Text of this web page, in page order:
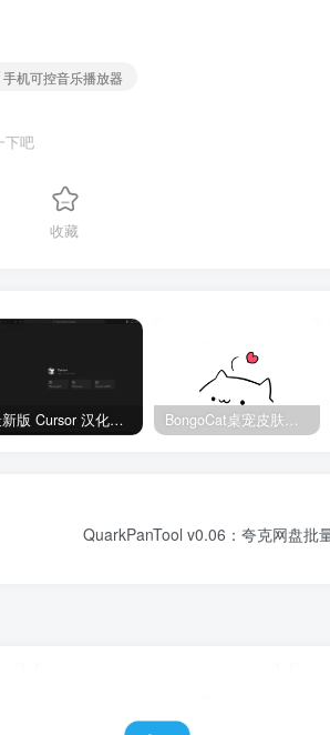
手机可控音乐播放器
下吧
收藏
最新版 Cursor 汉化设置中文教程（两种简单方法，附中文语言包下载） BongoCat桌宠皮肤包大全：20款主题皮肤免费下载
QuarkPanTool v0.06：夸克网盘批